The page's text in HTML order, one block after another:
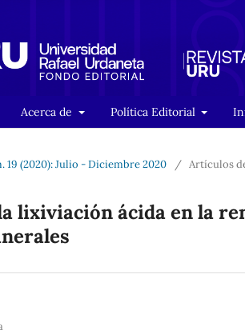
Acerca de Política Editorial
19 (2020): Julio - Diciembre 2020 / Artículos
lixiviación ácida en la